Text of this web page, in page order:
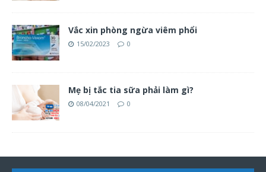
Vắc xin phòng ngừa viêm phổi
15/02/2023 0
Mẹ bị tắc tia sữa phải làm gì?
08/04/2021 0